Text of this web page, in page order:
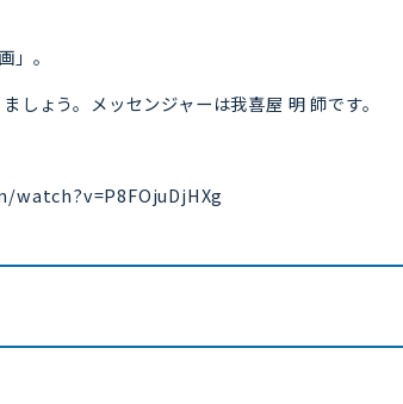
」。
ょう。メッセンジャーは我喜屋 明 師です。